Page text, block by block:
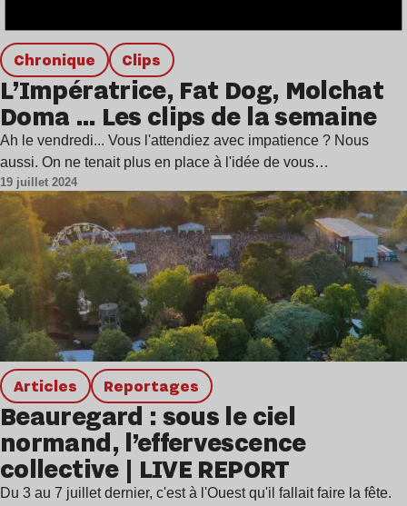
chronique clips
L’Impératrice, Fat Dog, Molchat
Doma … Les clips de la semaine
Ah le vendredi... Vous l'attendiez avec impatience ? Nous
aussi. On ne tenait plus en place à l'idée de vous…
19 juillet 2024
Articles Reportages
Beauregard : sous le ciel
normand, l’effervescence
collective | LIVE REPORT
Du 3 au 7 juillet dernier, c'est à l'Ouest qu'il fallait faire la fête.